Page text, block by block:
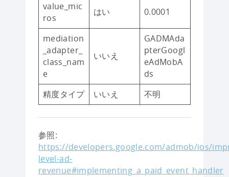
value_mic
ros
はい 0.0001
mediation
_adapter_
class_nam
e
いいえ
GADMAda
pterGoogl
eAdMobA
ds
精度タイプ
いいえ 不明
参照:
https://developers.google.com/admob/ios/
level-ad-
revenue#implementing_a_paid_event_handler